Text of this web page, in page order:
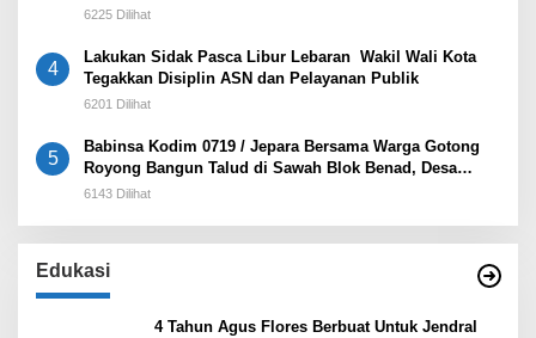
Kota Effendi Edo
6225 Dilihat
4
Lakukan Sidak Pasca Libur Lebaran Wakil Wali Kota
Tegakkan Disiplin ASN dan Pelayanan Publik
6201 Dilihat
5
Babinsa Kodim 0719 / Jepara Bersama Warga Gotong
Royong Bangun Talud di Sawah Blok Benad, Desa
Sidigede
6143 Dilihat
Edukasi
4 Tahun Agus Flores Berbuat Untuk Jendral